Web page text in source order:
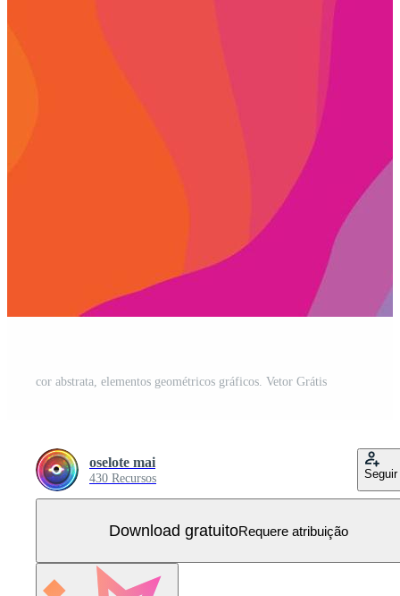
cor abstrata, elementos geométricos gráficos. Vetor Grátis
oselote mai
430 Recursos Seguir
Download gratuitoRequere atribuição